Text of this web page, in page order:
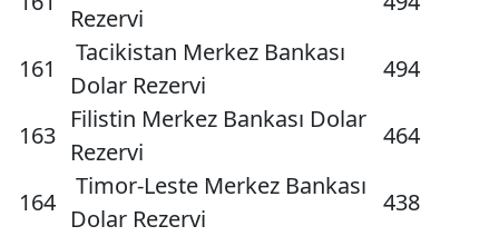
Rezervi
161
Tacikistan Merkez Bankası
Dolar Rezervi
494
163
Filistin Merkez Bankası Dolar
Rezervi
464
164
Timor-Leste Merkez Bankası
Dolar Rezervi
438